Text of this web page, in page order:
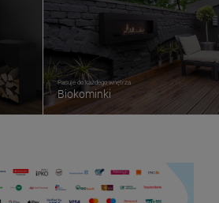
Pasuje do każdego wnętrza
Biokominki